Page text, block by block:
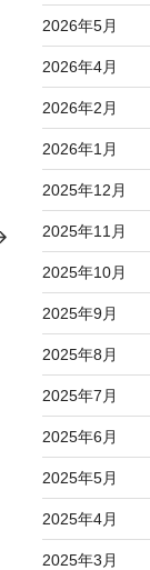
2026年5月
2026年4月
2026年2月
2026年1月
2025年12月
2025年11月
2025年10月
2025年9月
2025年8月
2025年7月
2025年6月
2025年5月
2025年4月
2025年3月